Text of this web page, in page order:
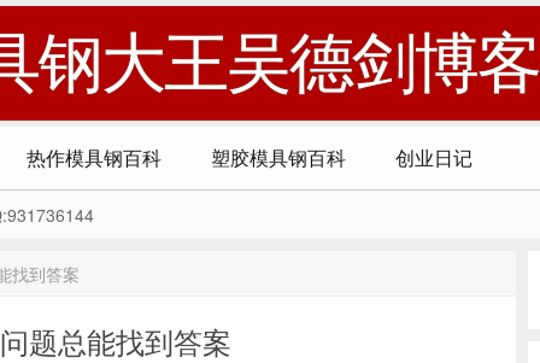
钢大王吴德剑博客
热作模具钢百科 塑胶模具钢百科 创业日记
找到答案
题总能找到答案